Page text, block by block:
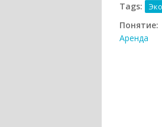
Tags:
Понятие:
Аренда